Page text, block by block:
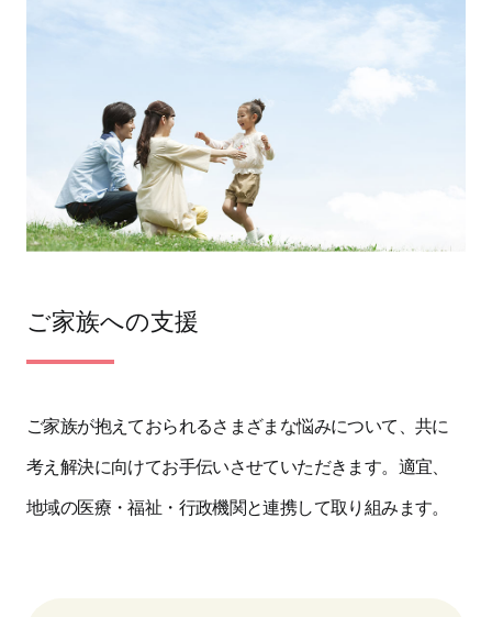
ご家族への支援
ご家族が抱えておられるさまざまな悩みについて、共に
考え解決に向けてお手伝いさせていただきます。適宜、
地域の医療・福祉・行政機関と連携して取り組みます。